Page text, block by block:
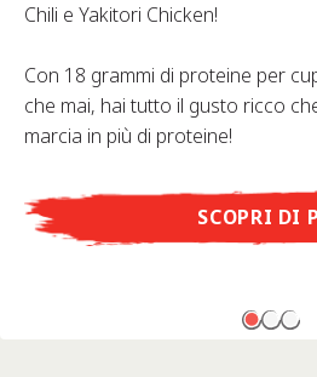
Chili e Yakitori Chicken!
Con 18 grammi di proteine per
che mai, hai tutto il gusto ricco
marcia in più di proteine!
SCOPRI DI